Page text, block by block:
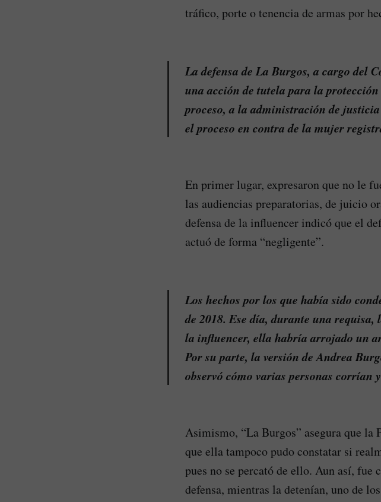
tráfico, porte o tenencia de armas por
La defensa de La Burgos, a cargo del
una acción de tutela para la
proceso, a la administración de
el proceso en contra de la mujer
En primer lugar, expresaron que no le
las audiencias preparatorias, de juicio
defensa de la influencer indicó que el
actuó de forma “negligente”.
Los hechos por los que había sido
de 2018. Ese día, durante una
la influencer, ella habría arrojado un
Por su parte, la versión de Andrea
observó cómo varias personas corrían
Asimismo, “La Burgos” asegura que la
que ella tampoco pudo constatar si
pues no se percató de ello. Aun así, fue
defensa, mientras la detenían, uno de